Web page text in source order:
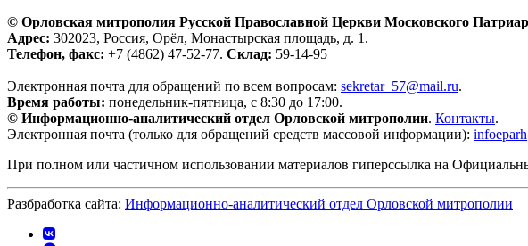
© Орловская митрополия Русской Православной Церкви Московского
Адрес: 302023, Россия, Орёл, Монастырская площадь, д. 1.
Телефон, факс: +7 (4862) 47-52-77. Склад: 59-14-95
Электронная почта для обращений по всем вопросам: sekretar_57@mail.ru.
Время работы: понедельник-пятница, с 8:30 до 17:00.
© Информационно-аналитический отдел Орловской митрополии. Контакты.
Электронная почта (только для обращений средств массовой информации):
При полном или частичном использовании материалов гиперссылка на
Разбработка сайта: Информационно-аналитический отдел Орловской митрополии